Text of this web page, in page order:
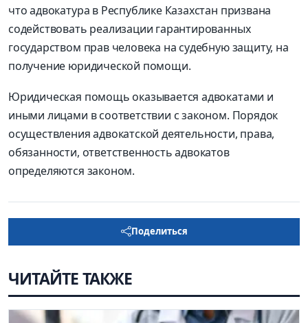
что адвокатура в Республике Казахстан призвана
содействовать реализации гарантированных
государством прав человека на судебную защиту, на
получение юридической помощи.
Юридическая помощь оказывается адвокатами и
иными лицами в соответствии с законом. Порядок
осуществления адвокатской деятельности, права,
обязанности, ответственность адвокатов
определяются законом.
Поделиться
ЧИТАЙТЕ ТАКЖЕ